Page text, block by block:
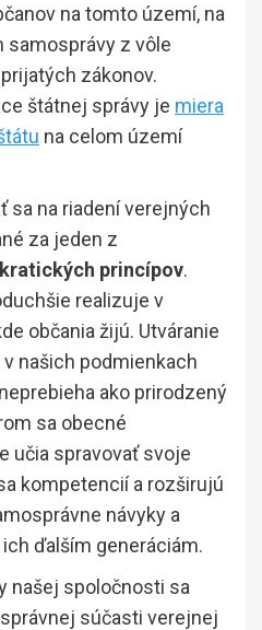
na tomto území, na
samosprávy z vôle
zákonov.
štátnej správy je miera
na celom území
sa na riadení verejných
za jeden z
princípov.
realizuje v
občania žijú. Utváranie
našich podmienkach
ako prirodzený
sa obecné
učia spravovať svoje
kompetencií a rozširujú
návyky a
ďalším generáciám.
našej spoločnosti sa
súčasti verejnej